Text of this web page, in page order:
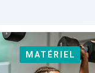
MATÉRIEL